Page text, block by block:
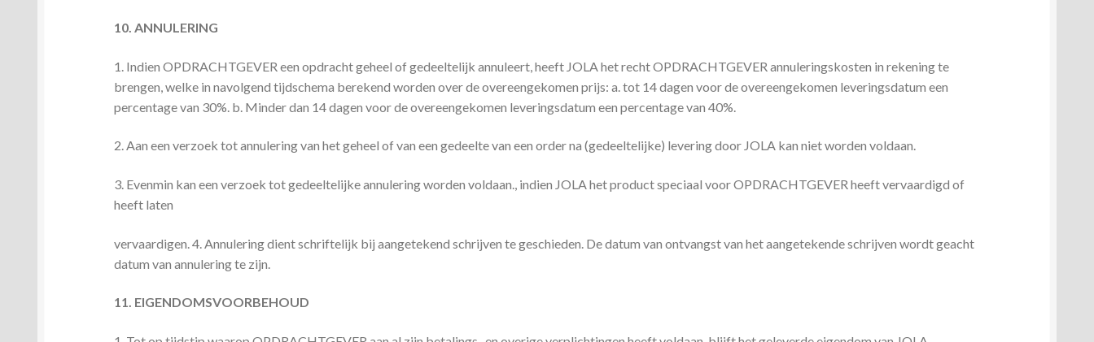
10. ANNULERING
1. Indien OPDRACHTGEVER een opdracht geheel of gedeeltelijk annuleert, heeft JOLA het recht OPDRACHTGEVER annuleringskosten in rekening te
brengen, welke in navolgend tijdschema berekend worden over de overeengekomen prijs: a. tot 14 dagen voor de overeengekomen leveringsdatum een
percentage van 30%. b. Minder dan 14 dagen voor de overeengekomen leveringsdatum een percentage van 40%.
2. Aan een verzoek tot annulering van het geheel of van een gedeelte van een order na (gedeeltelijke) levering door JOLA kan niet worden voldaan.
3. Evenmin kan een verzoek tot gedeeltelijke annulering worden voldaan., indien JOLA het product speciaal voor OPDRACHTGEVER heeft vervaardigd of
heeft laten
vervaardigen. 4. Annulering dient schriftelijk bij aangetekend schrijven te geschieden. De datum van ontvangst van het aangetekende schrijven wordt geacht
datum van annulering te zijn.
11. EIGENDOMSVOORBEHOUD